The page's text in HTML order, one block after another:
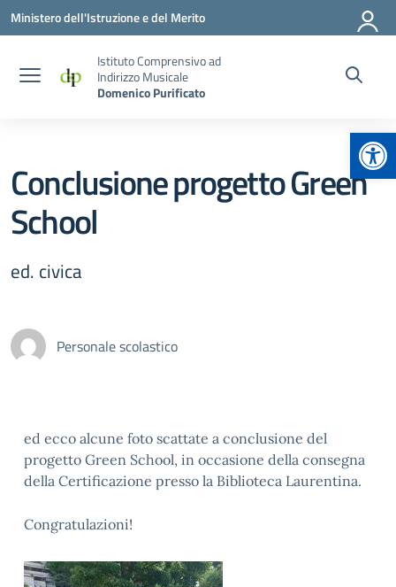
Vai ai contenuti
Vai al menu di navigazione
Vai al footer
Ministero dell'Istruzione e del Merito
Istituto Comprensivo ad
Indirizzo Musicale
Domenico Purificato
Conclusione progetto Green
School
ed. civica
Personale scolastico
ed ecco alcune foto scattate a conclusione del
progetto Green School, in occasione della consegna
della Certificazione presso la Biblioteca Laurentina.
Congratulazioni!